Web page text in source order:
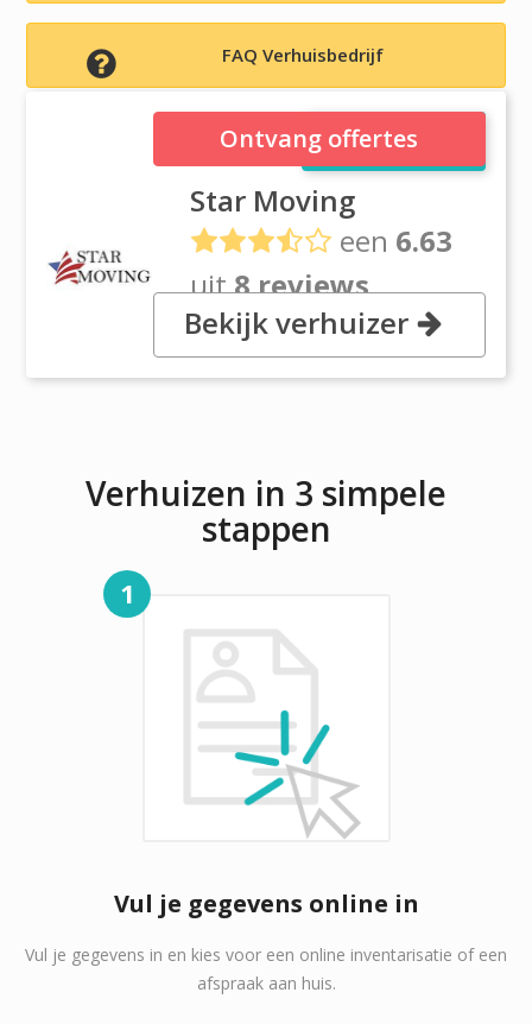
FAQ Verhuisbedrijf
Star Moving
Star Moving
een 6.63
uit8 reviews
, 12/9 Seven Hills Rd., 2153
Baulkham Hills
Ontvang offertes
Bekijk verhuizer
Verhuizen in 3 simpele
stappen
1
Vul je gegevens online in
Vul je gegevens in en kies voor een online inventarisatie of een
afspraak aan huis.